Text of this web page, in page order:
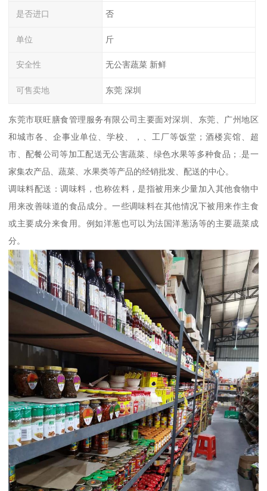
是否进口 否
单位 斤
安全性 无公害蔬菜 新鲜
可售卖地 东莞 深圳
东莞市联旺膳食管理服务有限公司主要面对深圳、东莞、广州地区
和城市各、企事业单位、学校、，、工厂等饭堂；酒楼宾馆、超
市、配餐公司等加工配送无公害蔬菜、绿色水果等多种食品；.是一
家集农产品、蔬菜、水果类等产品的经销批发、配送的中心。
调味料配送：调味料，也称佐料，是指被用来少量加入其他食物中
用来改善味道的食品成分。一些调味料在其他情况下被用来作主食
或主要成分来食用。例如洋葱也可以为法国洋葱汤等的主要蔬菜成
分。